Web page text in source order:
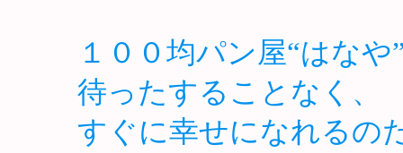
１００均パン屋“はな
待ったすることなく、
すぐに幸せになれるの